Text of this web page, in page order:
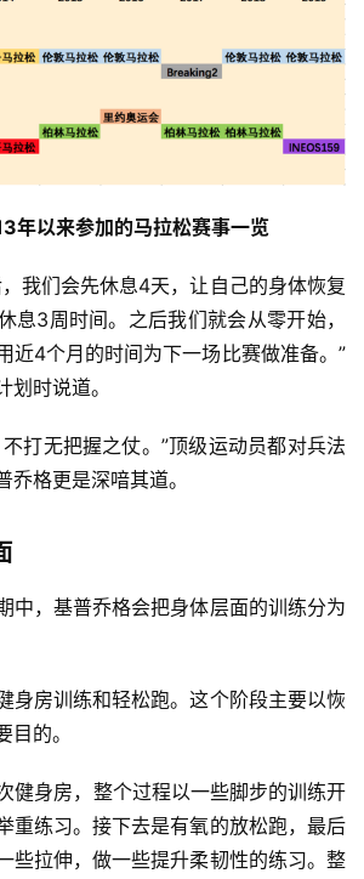
年以来参加的马拉松赛事一览
我们会先休息4天，让自己的身体恢复
息3周时间。之后我们就会从零开始，
近4个月的时间为下一场比赛做准备。”
时说道。
打无把握之仗。”顶级运动员都对兵法
乔格更是深喑其道。
中，基普乔格会把身体层面的训练分为
身房训练和轻松跑。这个阶段主要以恢
的。
健身房，整个过程以一些脚步的训练开
重练习。接下去是有氧的放松跑，最后
些拉伸，做一些提升柔韧性的练习。整